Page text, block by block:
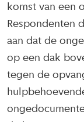
komst van een
Respondenten
aan dat de
op een dak
tegen de